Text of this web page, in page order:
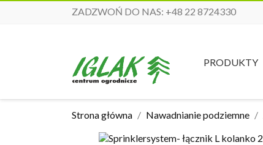
ZADZWOŃ DO NAS: +48 22 8724330
PRODUKTY
Strona główna Nawadnianie podziemne